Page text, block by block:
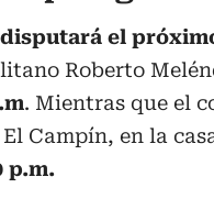
el
Roberto
. Mientras que el
Campín, en la
p.m.